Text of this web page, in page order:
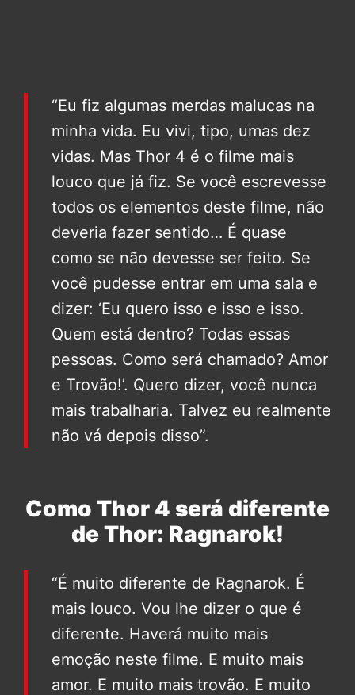
“Eu fiz algumas merdas malucas na
minha vida. Eu vivi, tipo, umas dez
vidas. Mas Thor 4 é o filme mais
louco que já fiz. Se você escrevesse
todos os elementos deste filme, não
deveria fazer sentido… É quase
como se não devesse ser feito. Se
você pudesse entrar em uma sala e
dizer: ‘Eu quero isso e isso e isso.
Quem está dentro? Todas essas
pessoas. Como será chamado? Amor
e Trovão!’. Quero dizer, você nunca
mais trabalharia. Talvez eu realmente
não vá depois disso”.
Como Thor 4 será diferente
de Thor: Ragnarok!
“É muito diferente de Ragnarok. É
mais louco. Vou lhe dizer o que é
diferente. Haverá muito mais
emoção neste filme. E muito mais
amor. E muito mais trovão. E muito